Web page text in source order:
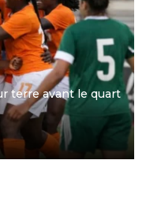
terre avant le quart